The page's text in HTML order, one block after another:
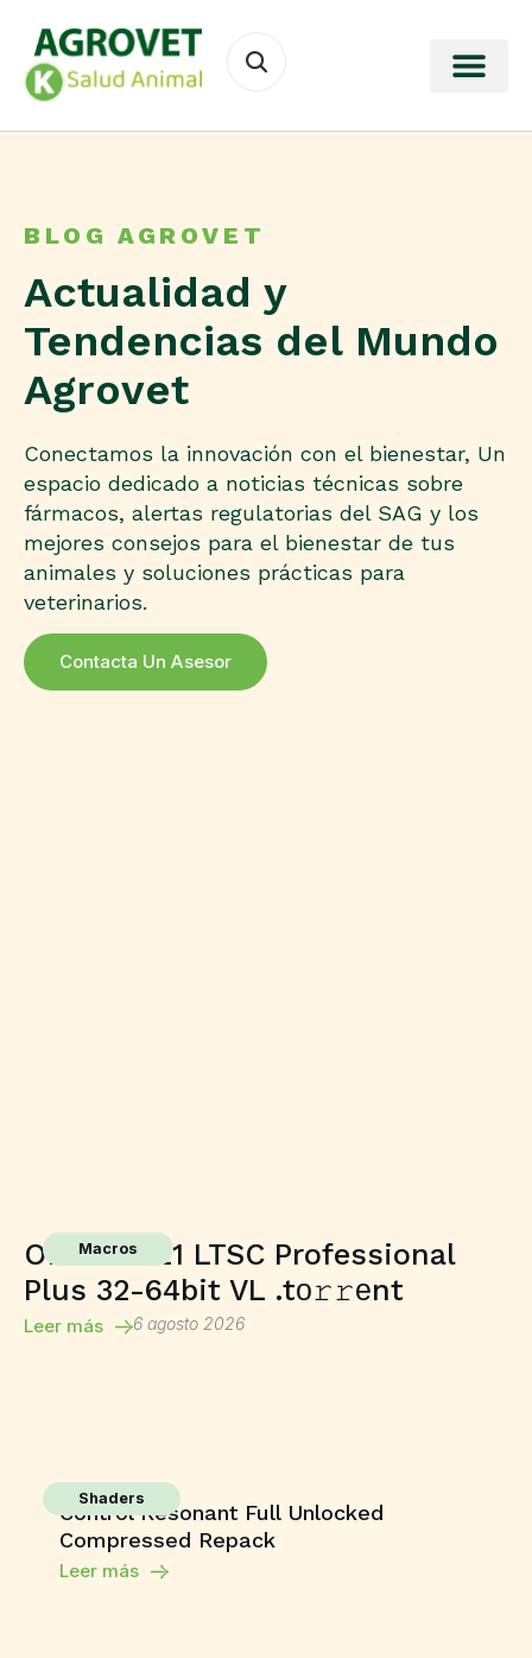
BLOG AGROVET
Actualidad y
Tendencias del Mundo
Agrovet
Conectamos la innovación con el bienestar, Un
espacio dedicado a noticias técnicas sobre
fármacos, alertas regulatorias del SAG y los
mejores consejos para el bienestar de tus
animales y soluciones prácticas para
veterinarios.
Contacta Un Asesor
Macros
Office 2021 LTSC Professional
Plus 32-64bit VL .tо𝚛𝚛еnt
Leer más 6 agosto 2026
Shaders
Control Resonant Full Unlocked
Compressed Repack
Leer más